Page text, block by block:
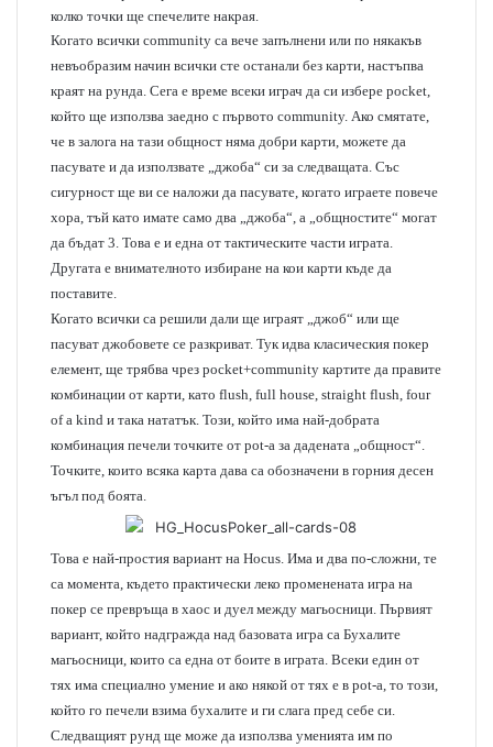
колко точки ще спечелите накрая.
Когато всички community са вече запълнени или по някакъв
невъобразим начин всички сте останали без карти, настъпва
краят на рунда. Сега е време всеки играч да си избере pocket,
който ще използва заедно с първото community. Ако смятате,
че в залога на тази общност няма добри карти, можете да
пасувате и да използвате „джоба“ си за следващата. Със
сигурност ще ви се наложи да пасувате, когато играете повече
хора, тъй като имате само два „джоба“, а „общностите“ могат
да бъдат 3. Това е и една от тактическите части играта.
Другата е внимателното избиране на кои карти къде да
поставите.
Когато всички са решили дали ще играят „джоб“ или ще
пасуват джобовете се разкриват. Тук идва класическия покер
елемент, ще трябва чрез pocket+community картите да правите
комбинации от карти, като flush, full house, straight flush, four
of a kind и така нататък. Този, който има най-добрата
комбинация печели точките от pot-а за дадената „общност“.
Точките, които всяка карта дава са обозначени в горния десен
ъгъл под боята.
Това е най-простия вариант на Hocus. Има и два по-сложни, те
са момента, където практически леко променената игра на
покер се превръща в хаос и дуел между магьосници. Първият
вариант, който надгражда над базовата игра са Бухалите
магьосници, които са една от боите в играта. Всеки един от
тях има специално умение и ако някой от тях е в pot-а, то този,
който го печели взима бухалите и ги слага пред себе си.
Следващият рунд ще може да използва уменията им по